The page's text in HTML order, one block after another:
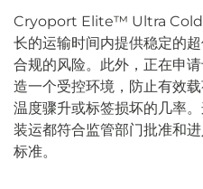
Cryoport Elite™ Ultra Cold
长的运输时间内提供稳定的
合规的风险。此外，正在申
造一个受控环境，防止有效
温度骤升或标签损坏的几率
装运都符合监管部门批准和
标准。